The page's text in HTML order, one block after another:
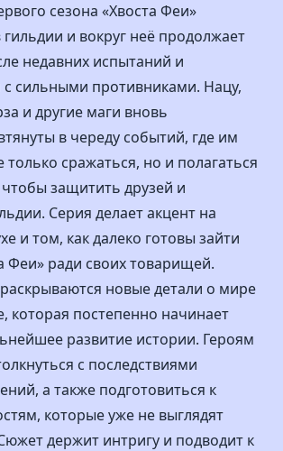
сезона «Хвоста Феи»
и вокруг неё продолжает
недавних испытаний и
с сильными противниками. Нацу,
и другие маги вновь
в череду событий, где им
только сражаться, но и полагаться
чтобы защитить друзей и
Серия делает акцент на
и том, как далеко готовы зайти
Феи» ради своих товарищей.
новые детали о мире
которая постепенно начинает
развитие истории. Героям
с последствиями
а также подготовиться к
которые уже не выглядят
держит интригу и подводит к